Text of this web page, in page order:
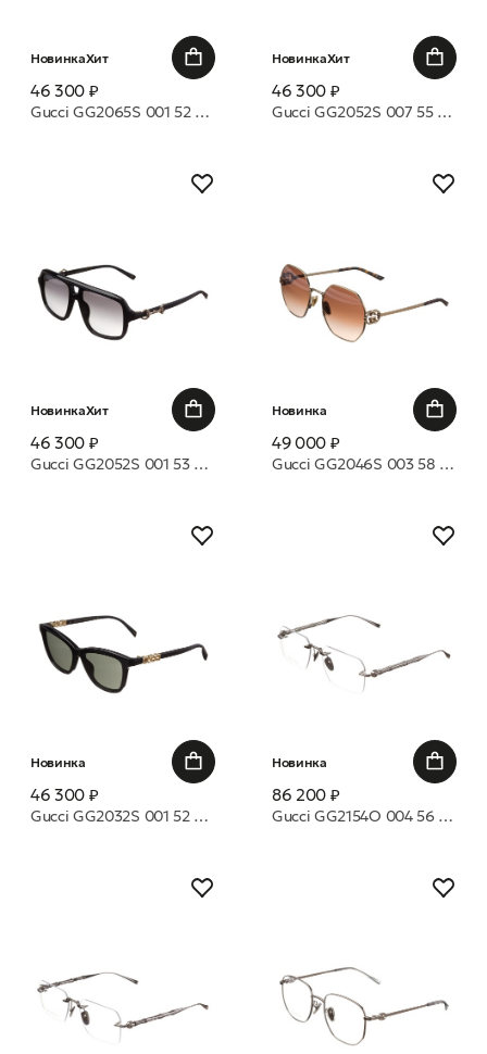
НовинкаХит
46 300 ₽
Gucci GG2065S 001 52 очки с/з
НовинкаХит
46 300 ₽
Gucci GG2052S 007 55 очки с/з
НовинкаХит
46 300 ₽
Gucci GG2052S 001 53 очки с/з
Новинка
49 000 ₽
Gucci GG2046S 003 58 очки с/з
Новинка
46 300 ₽
Gucci GG2032S 001 52 очки с/з
Новинка
86 200 ₽
Gucci GG2154O 004 56 оправа